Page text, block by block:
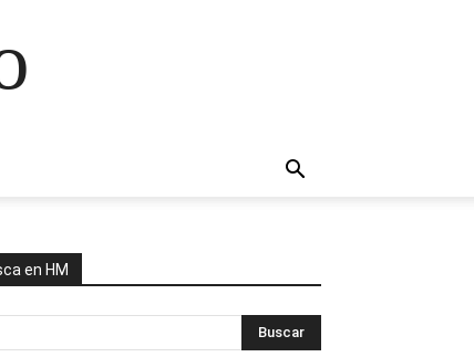
en HM